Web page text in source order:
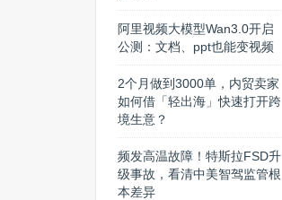
阿里视频大模型Wan3.0开启
公测：文档、ppt也能变视频
2个月做到3000单，内贸卖家
如何借「轻出海」快速打开跨
境生意？
频发高温故障！特斯拉FSD升
级事故，看清中美智驾监管根
本差异